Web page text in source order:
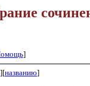
]
][названию]